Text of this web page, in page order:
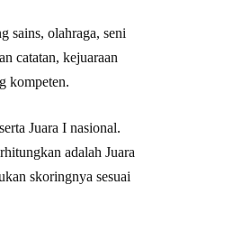
sains, olahraga, seni
catatan, kejuaraan
kompeten.
Juara I nasional.
adalah Juara
skoringnya sesuai